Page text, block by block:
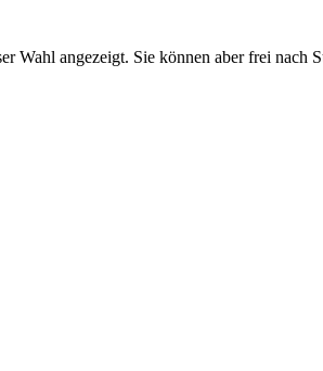
Wahl angezeigt. Sie können aber frei